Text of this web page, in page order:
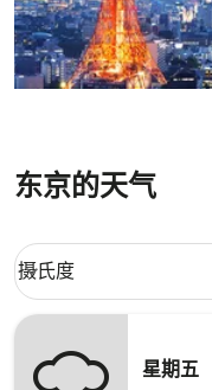
东京的天气
Weather unit option
摄氏度
keyboard_arrow_down
星期五